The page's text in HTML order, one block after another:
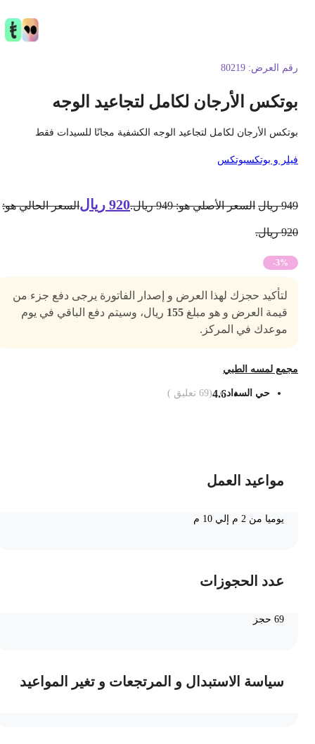
العرض: 80219
الأرجان لكامل لتجاعيد الوجه
الأرجان لكامل لتجاعيد الوجه الكشفية مجانًا للسيدات فقط
و بوتكسبوتكس
ريال السعر الأصلي هو: 949 ريال. 920 ريال السعر الحالي هو:
-3%
لتأكيد حجزك لهذا العرض و إصدار الفاتورة يرجى دفع جزء من
قيمة العرض و هو مبلغ155 ريال، وسيتم دفع الباقي في يوم
موعدك في المركز.
لمسه الطبي
حي السداد4.6
(
69تعليق )
مواعيد العمل
يوميا من 2 م إلي 10 م
عدد الحجوزات
سياسة الاستبدال و المرتجعات و تغير المواعيد